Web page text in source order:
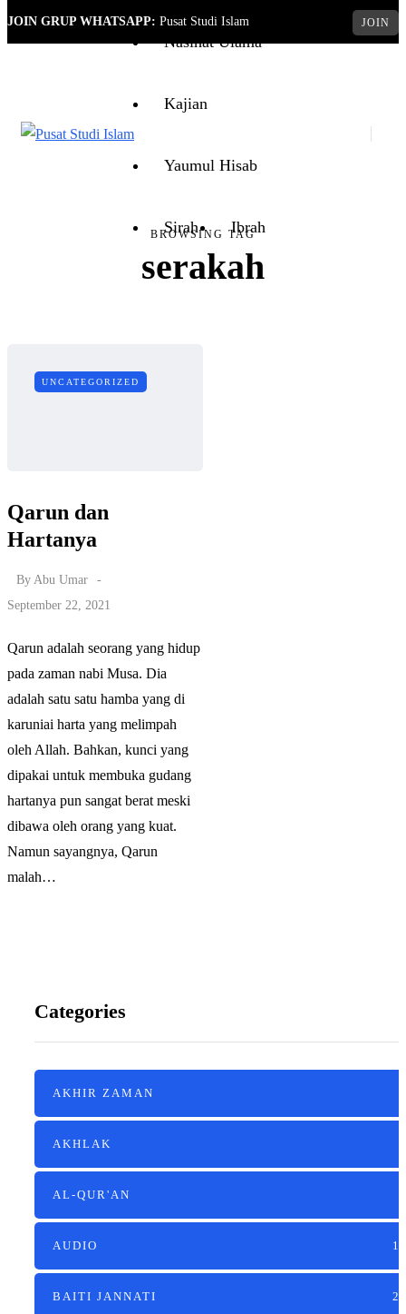
JOIN GRUP WHATSAPP: Pusat Studi Islam JOIN
Nasihat Ulama
Kajian
Yaumul Hisab
Sirah Ibrah
BROWSING TAG
serakah
UNCATEGORIZED
Qarun dan
Hartanya
By Abu Umar
September 22, 2021
Qarun adalah seorang yang hidup
pada zaman nabi Musa. Dia
adalah satu satu hamba yang di
karuniai harta yang melimpah
oleh Allah. Bahkan, kunci yang
dipakai untuk membuka gudang
hartanya pun sangat berat meski
dibawa oleh orang yang kuat.
Namun sayangnya, Qarun
malah…
Categories
AKHIR ZAMAN
AKHLAK
AL-QUR'AN
AUDIO
BAITI JANNATI